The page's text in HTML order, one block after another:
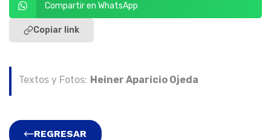
Compartir en WhatsApp
Copiar link
Textos y Fotos: Heiner Aparicio Ojeda
REGRESAR